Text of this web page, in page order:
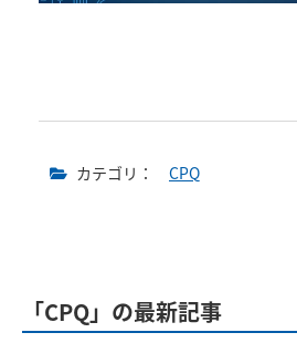
カテゴリ： CPQ
「CPQ」の最新記事